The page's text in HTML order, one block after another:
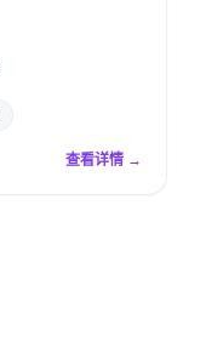
查看详情 →